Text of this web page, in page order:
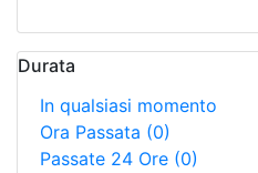
Durata
In qualsiasi momento
Ora Passata (0)
Passate 24 Ore (0)